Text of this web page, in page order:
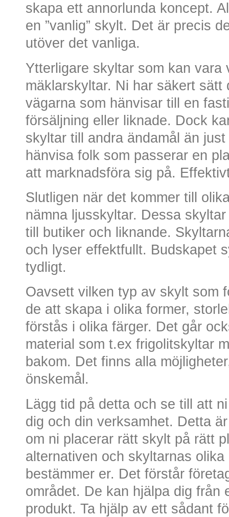
skapa ett annorlunda koncept.
en ”vanlig” skylt. Det är precis
utöver det vanliga.
Ytterligare skyltar som kan vara
mäklarskyltar. Ni har säkert
vägarna som hänvisar till en
försäljning eller liknade. Dock
skyltar till andra ändamål än
hänvisa folk som passerar en
att marknadsföra sig på.
Slutligen när det kommer till
nämna ljusskyltar. Dessa
till butiker och liknande.
och lyser effektfullt. Budskapet
tydligt.
Oavsett vilken typ av skylt som
de att skapa i olika former,
förstås i olika färger. Det går
material som t.ex frigolitskyltar
bakom. Det finns alla
önskemål.
Lägg tid på detta och se till att
dig och din verksamhet. Detta
om ni placerar rätt skylt på rätt
alternativen och skyltarnas
bestämmer er. Det förstår
området. De kan hjälpa dig från
produkt. Ta hjälp av ett sådant